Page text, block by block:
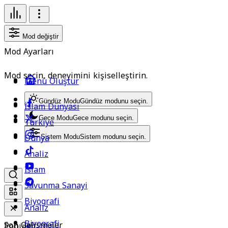
Mod değiştir
Mod Ayarları
Mod seçin, deneyimini kişiselleştirin.
Gündüz ModuGündüz modunu seçin.
Gece ModuGece modunu seçin.
Sistem ModuSistem modunu seçin.
Menü Oluştur
Analiz
Biyografi
İslam Dünyası
Türkiye
Dünya
Analiz
İslam
Savunma Sanayi
Biyografi